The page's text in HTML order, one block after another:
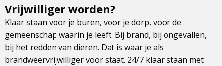
Vrijwilliger worden?
Klaar staan voor je buren, voor je dorp, voor de
gemeenschap waarin je leeft. Bij brand, bij ongevallen,
bij het redden van dieren. Dat is waar je als
brandweervrijwilliger voor staat. 24/7 klaar staan met